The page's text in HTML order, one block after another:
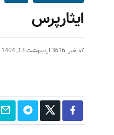
ایثارپرس
کد خبر :3616 اردیبهشت 13, 1404